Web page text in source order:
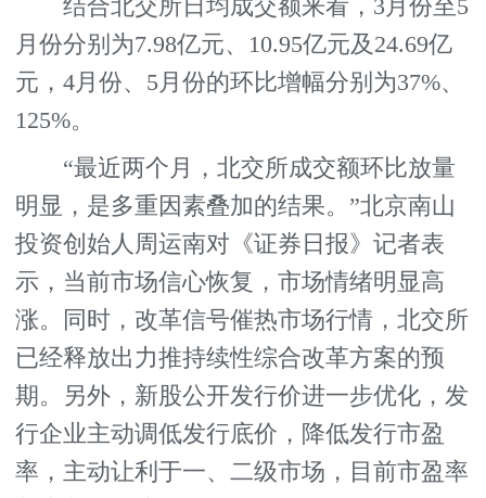
结合北交所日均成交额来看，3月份至5
月份分别为7.98亿元、10.95亿元及24.69亿
元，4月份、5月份的环比增幅分别为37%、
125%。
“最近两个月，北交所成交额环比放量
明显，是多重因素叠加的结果。”北京南山
投资创始人周运南对《证券日报》记者表
示，当前市场信心恢复，市场情绪明显高
涨。同时，改革信号催热市场行情，北交所
已经释放出力推持续性综合改革方案的预
期。另外，新股公开发行价进一步优化，发
行企业主动调低发行底价，降低发行市盈
率，主动让利于一、二级市场，目前市盈率